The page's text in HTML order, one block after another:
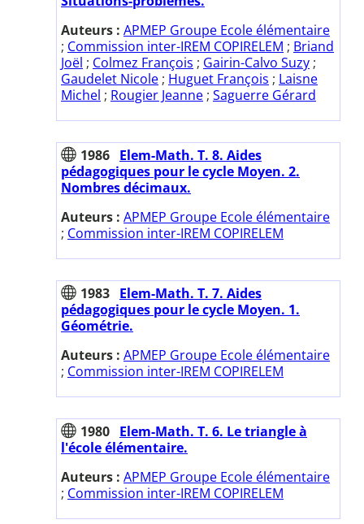
Auteurs : APMEP Groupe Ecole élémentaire
; Commission inter-IREM COPIRELEM ; Briand
Joël ; Colmez François ; Gairin-Calvo Suzy ;
Gaudelet Nicole ; Huguet François ; Laisne
Michel ; Rougier Jeanne ; Saguerre Gérard
1986 Elem-Math. T. 8. Aides
pédagogiques pour le cycle Moyen. 2.
Nombres décimaux.
Auteurs : APMEP Groupe Ecole élémentaire
; Commission inter-IREM COPIRELEM
1983 Elem-Math. T. 7. Aides
pédagogiques pour le cycle Moyen. 1.
Géométrie.
Auteurs : APMEP Groupe Ecole élémentaire
; Commission inter-IREM COPIRELEM
1980 Elem-Math. T. 6. Le triangle à
l'école élémentaire.
Auteurs : APMEP Groupe Ecole élémentaire
; Commission inter-IREM COPIRELEM